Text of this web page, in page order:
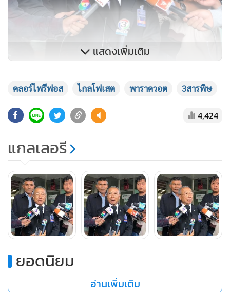
แสดงเพิ่มเติม
คลอร์ไพรีฟอส ไกลโฟเสต พาราควอต 3สารพิษ
4,424
แกลเลอรี
ยอดนิยม
อ่านเพิ่มเติม